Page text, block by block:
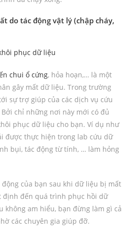
do tác động vật lý (chập cháy,
chui ổ cứng, hỏa hoạn,… là một
gây mất dữ liệu. Trong trường
sự trợ giúp của các dịch vụ cứu
chỉ những nơi này mới có đủ
phục dữ liệu cho bạn. Ví dụ như
được thực hiện trong lab cứu dữ
bụi, tác động từ tính, … làm hỏng
của bạn sau khi dữ liệu bị mất
định đến quá trình phục hồi dữ
không am hiểu, bạn đừng làm gì cả
các chuyên gia giúp đỡ.